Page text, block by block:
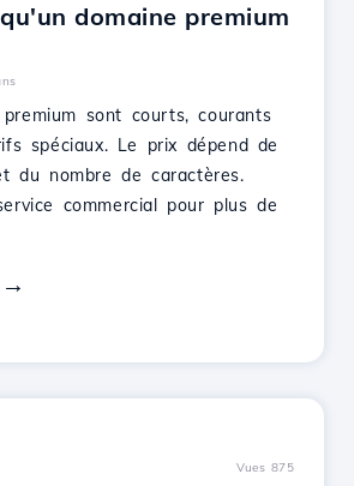
domaine premium
sont courts, courants
spéciaux. Le prix dépend de
du nombre de caractères.
commercial pour plus de
Vues 875